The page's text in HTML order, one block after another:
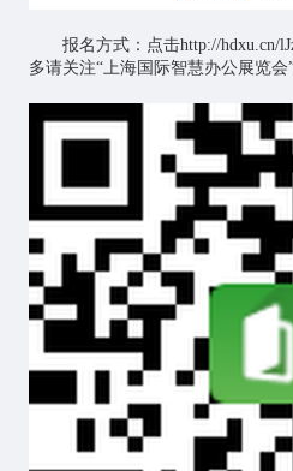
报名方式：点击http://hdxu.cn/
多请关注“上海国际智慧办公展览